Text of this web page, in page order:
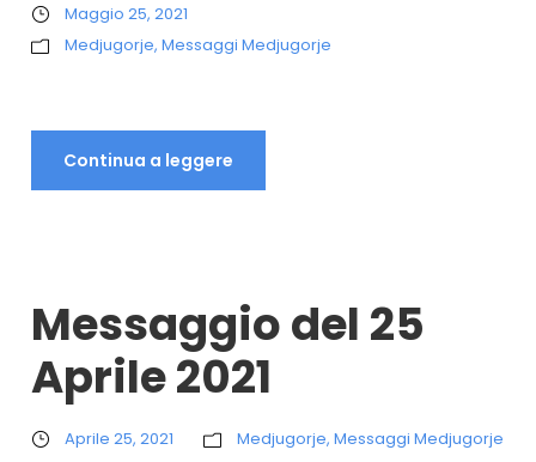
Maggio 25, 2021
Medjugorje, Messaggi Medjugorje
Continua a leggere
Messaggio del 25
Aprile 2021
Aprile 25, 2021 Medjugorje, Messaggi Medjugorje